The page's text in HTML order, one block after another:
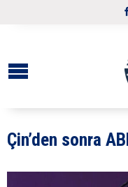
Çin’den sonra